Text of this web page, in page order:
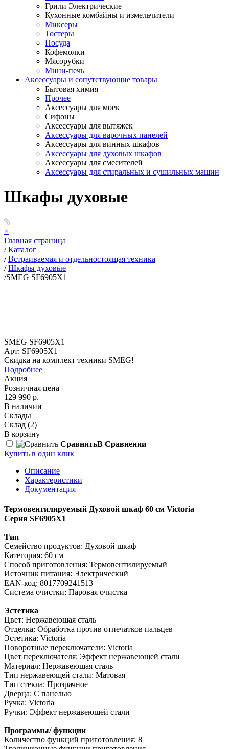
Грили Электрические
Кухонные комбайны и измельчители
Миксеры
Тостеры
Посуда
Кофемолки
Мясорубки
Мини-печь
Аксессуары и сопутствующие товары
Бытовая химия
Прочее
Аксессуары для моек
Сифоны
Аксессуары для вытяжек
Аксессуары для варочных панелей
Аксессуары для винных шкафов
Аксессуары для духовых шкафов
Аксессуары для смесителей
Аксессуары для стиральных и сушильных машин
Шкафы духовые
×
Главная страница
/ Каталог
/ Встраиваемая и отдельностоящая техника
/ Шкафы духовые
/SMEG SF6905X1
SMEG SF6905X1
Арт: SF6905X1
Скидка на комплект техники SMEG!
Подробнее
Акция
Розничная цена
129 990 р.
В наличии
Склады
Склад (2)
В корзину
СравнитьВ Сравнении
Купить в один клик
Описание
Характеристики
Документация
Термовентилируемый Духовой шкаф 60 см Victoria
Серия SF6905X1
Тип
Семейство продуктов: Духовой шкаф
Категория: 60 см
Способ приготовления: Термовентилируемый
Источник питания: Электрический
EAN-код: 8017709241513
Система очистки: Паровая очистка
Эстетика
Цвет: Нержавеющая сталь
Отделка: Обработка против отпечатков пальцев
Эстетика: Victoria
Поворотные переключатели: Victoria
Цвет переключателя: Эффект нержавеющей стали
Материал: Нержавеющая сталь
Тип нержавеющей стали: Матовая
Тип стекла: Прозрачное
Дверца: С панелью
Ручка: Victoria
Ручки: Эффект нержавеющей стали
Программы/ функции
Количество функций приготовления: 8